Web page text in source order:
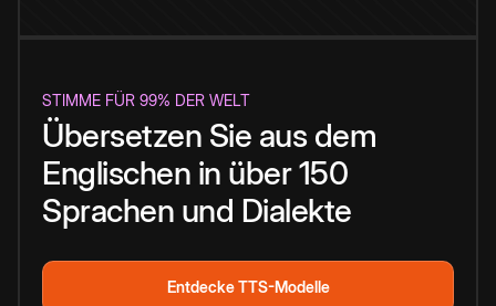
STIMME FÜR 99% DER WELT
Übersetzen Sie aus dem
Englischen in über 150
Sprachen und Dialekte
Entdecke TTS-Modelle